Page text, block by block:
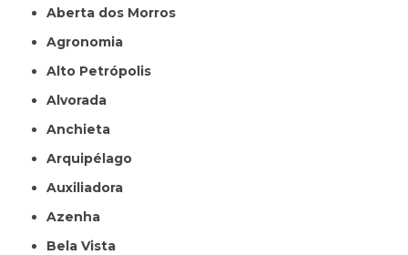
Aberta dos Morros
Agronomia
Alto Petrópolis
Alvorada
Anchieta
Arquipélago
Auxiliadora
Azenha
Bela Vista